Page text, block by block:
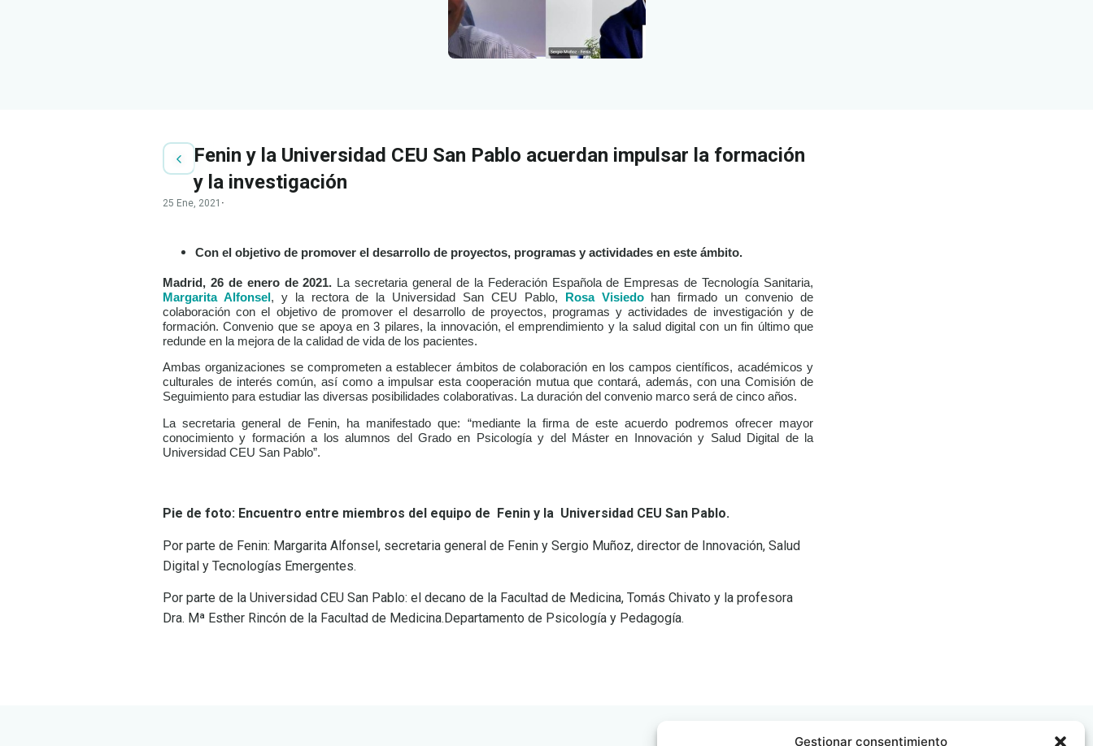
Gestionar consentimiento
Fenin y la Universidad CEU San Pablo acuerdan impulsar la formación
y la investigación
25 Ene, 2021 ·
Con el objetivo de promover el desarrollo de proyectos, programas y actividades en este ámbito.
Madrid, 26 de enero de 2021. La secretaria general de la Federación Española de Empresas de Tecnología Sanitaria,
Margarita Alfonsel, y la rectora de la Universidad San CEU Pablo, Rosa Visiedo
han firmado un convenio de
colaboración con el objetivo de promover el desarrollo de proyectos, programas y actividades de investigación y de
formación. Convenio que se apoya en 3 pilares, la innovación, el emprendimiento y la salud digital con un fin último que
redunde en la mejora de la calidad de vida de los pacientes.
Ambas organizaciones se comprometen a establecer ámbitos de colaboración en los campos científicos, académicos y
culturales de interés común, así como a impulsar esta cooperación mutua que contará, además, con una Comisión de
Seguimiento para estudiar las diversas posibilidades colaborativas. La duración del convenio marco será de cinco años.
La secretaria general de Fenin, ha manifestado que: “mediante la firma de este acuerdo podremos ofrecer mayor
conocimiento y formación a los alumnos del Grado en Psicología y del Máster en Innovación y Salud Digital de la
Universidad CEU San Pablo”.
Pie de foto: Encuentro entre miembros del equipo de Fenin y la Universidad CEU San Pablo.
Por parte de Fenin: Margarita Alfonsel, secretaria general de Fenin y Sergio Muñoz, director de Innovación, Salud
Digital y Tecnologías Emergentes.
Por parte de la Universidad CEU San Pablo: el decano de la Facultad de Medicina, Tomás Chivato y la profesora
Dra. Mª Esther Rincón de la Facultad de Medicina.Departamento de Psicología y Pedagogía.